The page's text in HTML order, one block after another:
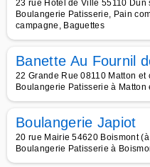
23 rue Hôtel de Ville 55110 Dun
Boulangerie Patisserie, Pain
campagne, Baguettes
Banette Au Fournil
22 Grande Rue 08110 Matton
Boulangerie Patisserie à Matton
Boulangerie Japiot
20 rue Mairie 54620 Boismont
Boulangerie Patisserie à